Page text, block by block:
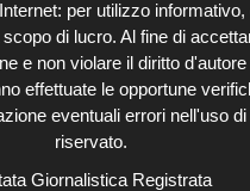
per utilizzo informativo,
di lucro. Al fine di
e non violare il diritto d'autore
effettuate le opportune
eventuali errori nell'uso
riservato.
Giornalistica Registrata